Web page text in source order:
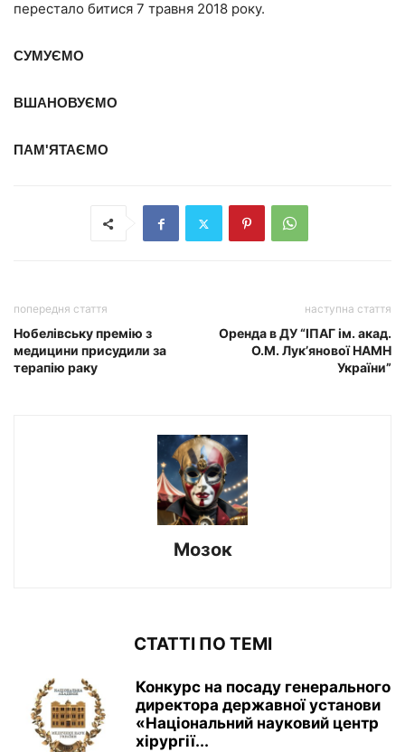
перестало битися 7 травня 2018 року.
СУМУЄМО
ВШАНОВУЄМО
ПАМ'ЯТАЄМО
попередня стаття
Нобелівську премію з
медицини присудили за
терапію раку
наступна стаття
Оренда в ДУ “ІПАГ ім. акад.
О.М. Лук’янової НАМН
України”
Мозок
СТАТТІ ПО ТЕМІ
Конкурс на посаду генерального
директора державної установи
«Національний науковий центр
хірургії...